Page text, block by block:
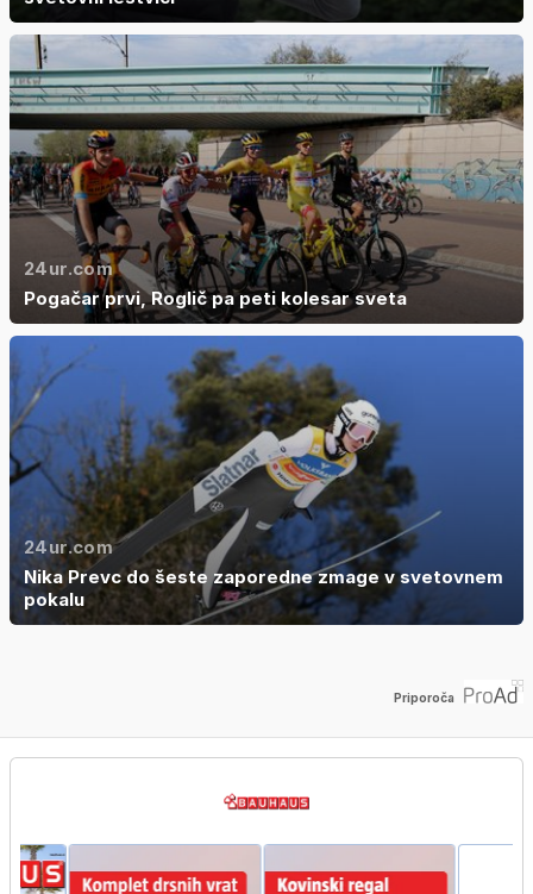
24ur.com
Pogačar prvi, Roglič pa peti kolesar sveta
24ur.com
Nika Prevc do šeste zaporedne zmage v svetovnem
pokalu
Priporoča